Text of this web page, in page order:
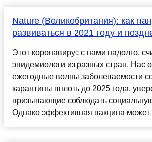
Nature (Великобритания): как
развиваться в 2021 году и
Этот коронавирус с нами надолго,
эпидемиологи из разных стран. Нас
ежегодные волны заболеваемости
карантины вплоть до 2025 года,
призывающие соблюдать
Однако эффективная вакцина может